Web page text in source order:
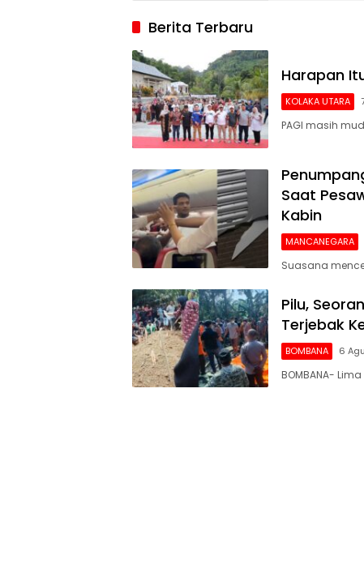
Berita Terbaru
Harapan
KOLAKA UTARA
PAGI masih
Saat
Kabin
MANCANEGARA
Suasana
Pilu,
Terjebak
BOMBANA 6
BOMBANA-
Siaran